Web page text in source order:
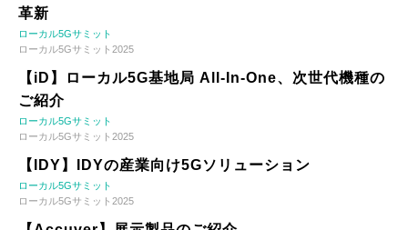
革新
ローカル5Gサミット
ローカル5Gサミット2025
【iD】ローカル5G基地局 All-In-One、次世代機種の
ご紹介
ローカル5Gサミット
ローカル5Gサミット2025
【IDY】IDYの産業向け5Gソリューション
ローカル5Gサミット
ローカル5Gサミット2025